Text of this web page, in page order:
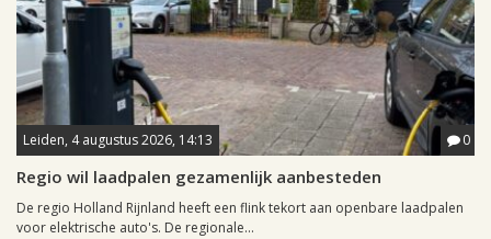
Leiden, 4 augustus 2026, 14:13 0
Regio wil laadpalen gezamenlijk aanbesteden
De regio Holland Rijnland heeft een flink tekort aan openbare laadpalen
voor elektrische auto's. De regionale...